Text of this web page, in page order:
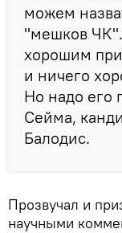
можем
"мешков ЧК".
хорошим
и ничего
Но надо его
Сейма,
Балодис.
Прозвучал и
научными